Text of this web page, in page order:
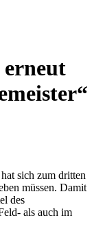
sich zum dritten
müssen. Damit
des
als auch im